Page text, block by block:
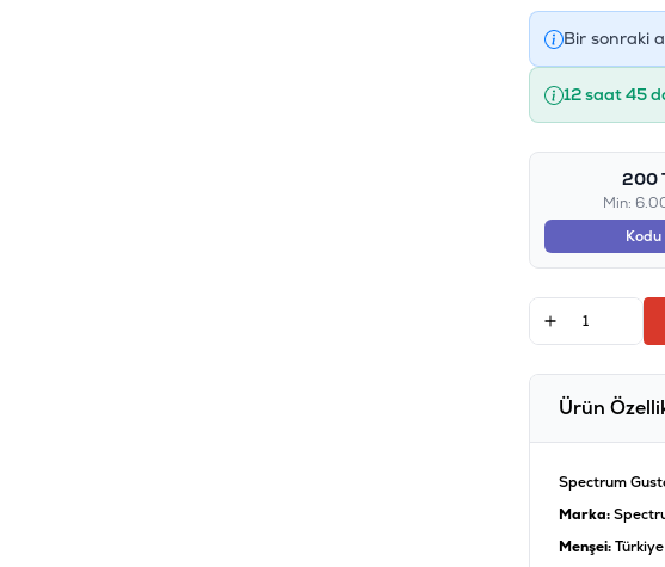
Bir sonraki
12 saat 45
200
Min:
Kodu
Ürün
Spectrum
Marka:
Menşei:Türkiye